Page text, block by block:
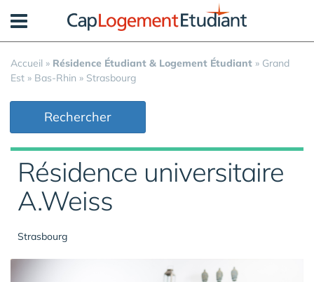
Accueil » Résidence Étudiant & Logement Étudiant » Grand
Est » Bas-Rhin » Strasbourg
Rechercher
Résidence universitaire
A.Weiss
Strasbourg